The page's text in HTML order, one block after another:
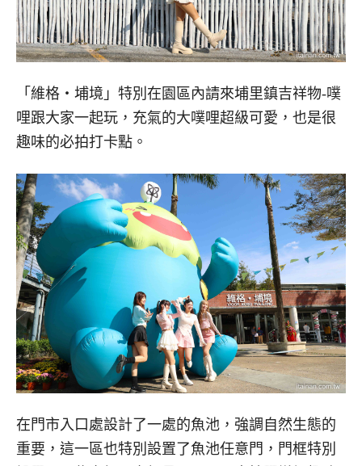
「維格・埔境」特別在園區內請來埔里鎮吉祥物-噗
哩跟大家一起玩，充氣的大噗哩超級可愛，也是很
趣味的必拍打卡點。
在門市入口處設計了一處的魚池，強調自然生態的
重要，這一區也特別設置了魚池任意門，門框特別